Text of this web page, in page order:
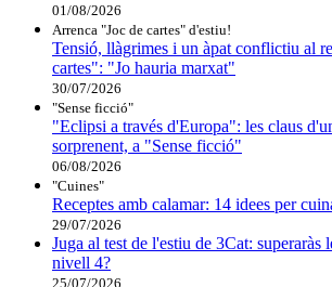
01/08/2026
Arrenca "Joc de cartes" d'estiu!
Tensió, llàgrimes i un àpat conflictiu al
cartes": "Jo hauria marxat"
30/07/2026
"Sense ficció"
"Eclipsi a través d'Europa": les claus
sorprenent, a "Sense ficció"
06/08/2026
"Cuines"
Receptes amb calamar: 14 idees per
29/07/2026
Juga al test de l'estiu de 3Cat: superaràs
nivell 4?
25/07/2026